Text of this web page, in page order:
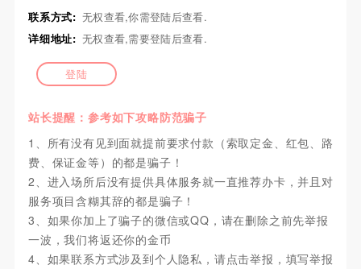
联系方式: 无权查看,你需登陆后查看.
详细地址: 无权查看,需要登陆后查看.
登陆
站长提醒：参考如下攻略防范骗子
1、所有没有见到面就提前要求付款（索取定金、红包、路
费、保证金等）的都是骗子！
2、进入场所后没有提供具体服务就一直推荐办卡，并且对
服务项目含糊其辞的都是骗子！
3、如果你加上了骗子的微信或QQ，请在删除之前先举报
一波，我们将返还你的金币
4、如果联系方式涉及到个人隐私，请点击举报，填写举报